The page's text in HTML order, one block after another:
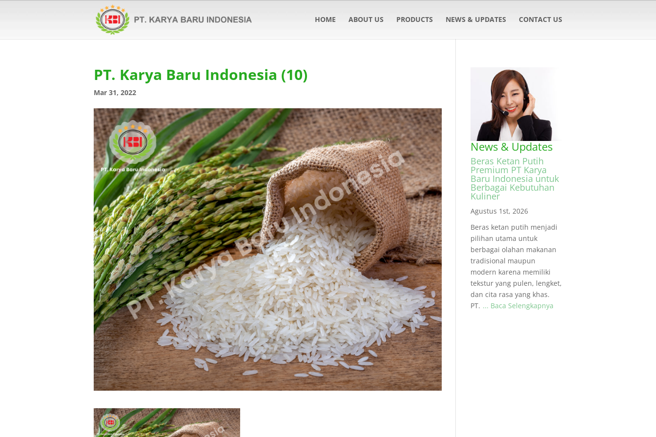
HOME ABOUT US PRODUCTS NEWS & UPDATES CONTACT US
PT. Karya Baru Indonesia (10)
Mar 31, 2022
News & Updates
Beras Ketan Putih
Premium PT Karya
Baru Indonesia untuk
Berbagai Kebutuhan
Kuliner
Agustus 1st, 2026
Beras ketan putih menjadi
pilihan utama untuk
berbagai olahan makanan
tradisional maupun
modern karena memiliki
tekstur yang pulen, lengket,
dan cita rasa yang khas.
PT. ... Baca Selengkapnya